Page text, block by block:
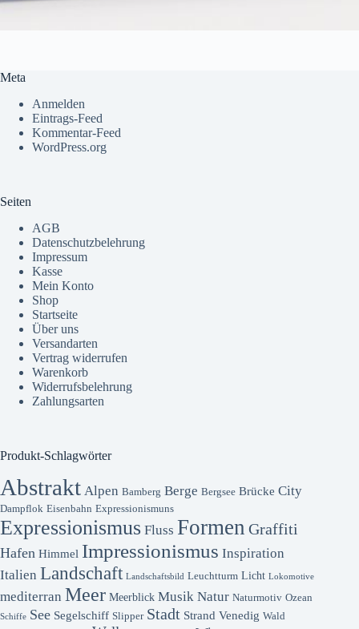
Meta
Anmelden
Eintrags-Feed
Kommentar-Feed
WordPress.org
Seiten
AGB
Datenschutzbelehrung
Impressum
Kasse
Mein Konto
Shop
Startseite
Über uns
Versandarten
Vertrag widerrufen
Warenkorb
Widerrufsbelehrung
Zahlungsarten
Produkt-Schlagwörter
Abstrakt Alpen Bamberg Berge Bergsee Brücke City
Dampflok Eisenbahn Expressionismuns
Expressionismus Fluss Formen Graffiti
Hafen Himmel Impressionismus Inspiration
Italien Landschaft Landschaftsbild Leuchtturm Licht Lokomotive
mediterran Meer Meerblick Musik Natur Naturmotiv Ozean
Schiffe See Segelschiff Slipper Stadt Strand Venedig Wald